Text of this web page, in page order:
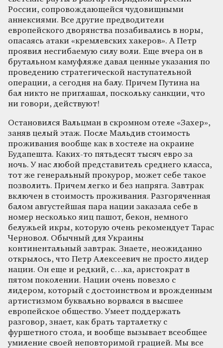
России, сопровождающейся чудовищными
аннексиями. Все другие предводители
европейского дворянства позабивались в норы,
опасаясь атаки «кремлевских хакеров». А Петр
проявил несгибаемую силу воли. Еще вчера он в
брутальном камуфляже давал ценные указания по
проведению стратегической наступательной
операции, а сегодня на балу. Причем Путина на
бал никто не приглашал, поскольку санкции, что
ни говори, действуют!
Остановился Вальцман в скромном отеле «Захер»,
заняв целый этаж. После Мальдив стоимость
проживания вообще как в хостеле на окраине
Будапешта. Каких-то пятьдесят тысяч евро за
ночь. У нас любой представитель среднего класса,
тот же генеральный прокурор, может себе такое
позволить. Причем легко и без напряга. Завтрак
включен в стоимость проживания. Разгоряченная
балом августейшая пара нации заказала себе в
номер несколько яиц пашот, бекон, немного
белужьей икры, которую очень рекомендует Тарас
Черновол. Обычный для Украины
континентальный завтрак. Знаете, неожиданно
открылось, что Петр Алексеевич не просто лидер
нации. Он еще и редкий, с…ка, аристократ в
пятом поколении. Нации очень повезло с
лидером, который с достоинством и врожденным
артистизмом буквально ворвался в высшее
европейское общество. Умеет поддержать
разговор, знает, как брать тарталетку с
фуршетного стола, и вообще вызывает всеобщее
умиление своей неповторимой грацией. Мы все